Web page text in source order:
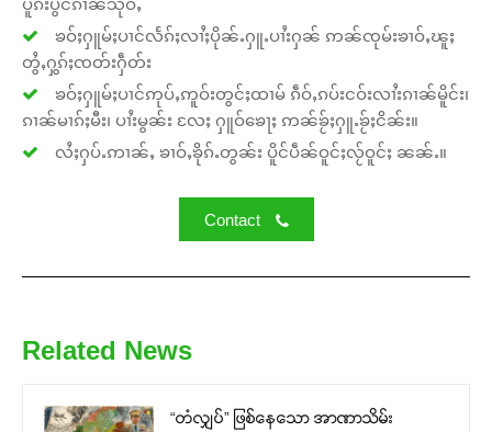
ၶဝ်ႈႁူမ်ႈပၢင်လႅၵ်ႈလၢႆႈပိုၼ်ႉႁူႉပၢႆးႁၼ် ဢၼ်ၸုမ်းၶၢဝ်ႇၽူႈ
တွႆႇႁွၵ်ႈၸတ်းႁဵတ်း
ၶဝ်ႈႁူမ်ႈပၢင်ဢုပ်ႇဢူဝ်းတွင်ႈထၢမ် ၵဵဝ်ႇၵပ်းငဝ်းလၢႆးၵၢၼ်မိူင်း၊
ၵၢၼ်မၢၵ်ႈမီး၊ ပၢႆးမွၼ်း လႄႈ ႁူဝ်ၶေႃႈ ဢၼ်ၶႂ်ႈႁူႉၶႂ်ႈငိၼ်း။
လႆႈႁပ်ႉဢၢၼ်ႇ ၶၢဝ်ႇၶိုၵ်ႉတွၼ်း ပိူင်ပဵၼ်ဝူင်ႈလႂ်ဝူင်ႈ ၼၼ်ႉ။
Contact
Related News
“တံလျှပ်” ဖြစ်နေသော အာဏာသိမ်း